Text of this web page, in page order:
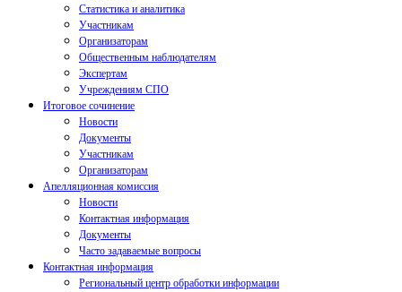
Статистика и аналитика
Участникам
Организаторам
Общественным наблюдателям
Экспертам
Учреждениям СПО
Итоговое сочинение
Новости
Документы
Участникам
Организаторам
Апелляционная комиссия
Новости
Контактная информация
Документы
Часто задаваемые вопросы
Контактная информация
Региональный центр обработки информации